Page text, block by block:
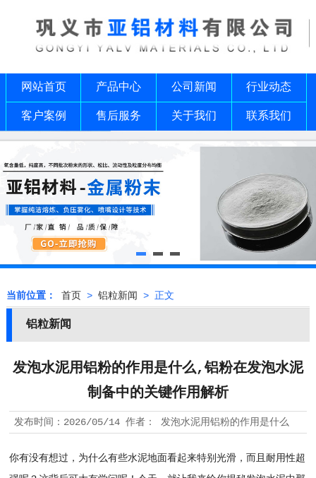
网站首页 产品中心 公司新闻 行业动态
客户案例 售后服务 关于我们 联系我们
当前位置： 首页 > 铝粒新闻 > 正文
铝粒新闻
发泡水泥用铝粉的作用是什么,铝粉在发泡水泥
制备中的关键作用解析
发布时间： 2026/05/14 作者： 发泡水泥用铝粉的作用是什么
你有没有想过，为什么有些水泥地面看起来特别光滑，而且耐用性超